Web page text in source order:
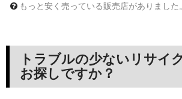
もっと安く売っている販売店がありました
トラブルの少ないリサイ
お探しですか？